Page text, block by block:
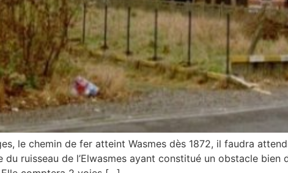
le chemin de fer atteint Wasmes dès 1872, il faudra
du ruisseau de l’Elwasmes ayant constitué un obstacle